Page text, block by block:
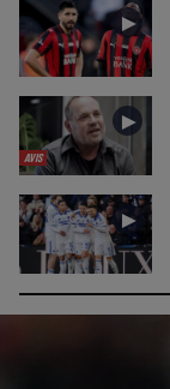
►
AVIS
►
►